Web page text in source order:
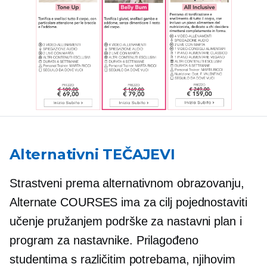
Alternativni TEČAJEVI
Strastveni prema alternativnom obrazovanju,
Alternate COURSES ima za cilj pojednostaviti
učenje pružanjem podrške za nastavni plan i
program za nastavnike. Prilagođeno
studentima s različitim potrebama, njihovim